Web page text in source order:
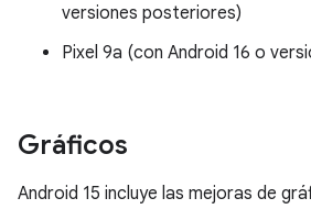
versiones posteriores)
Pixel 9a (con Android 16 o
Gráficos
Android 15 incluye las mejoras de